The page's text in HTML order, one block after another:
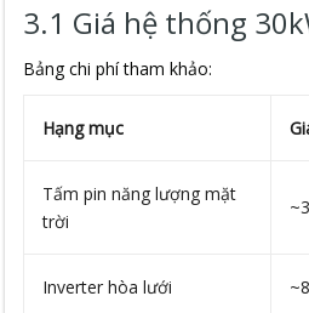
3.1 Giá hệ thống
Bảng chi phí tham khảo:
Hạng mục
Tấm pin năng lượng mặt
trời
Inverter hòa lưới